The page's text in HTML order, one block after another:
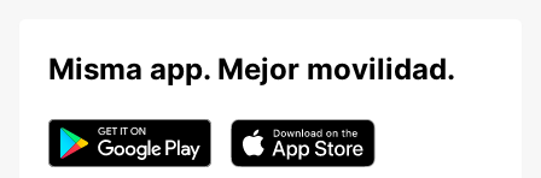
Misma app. Mejor movilidad.